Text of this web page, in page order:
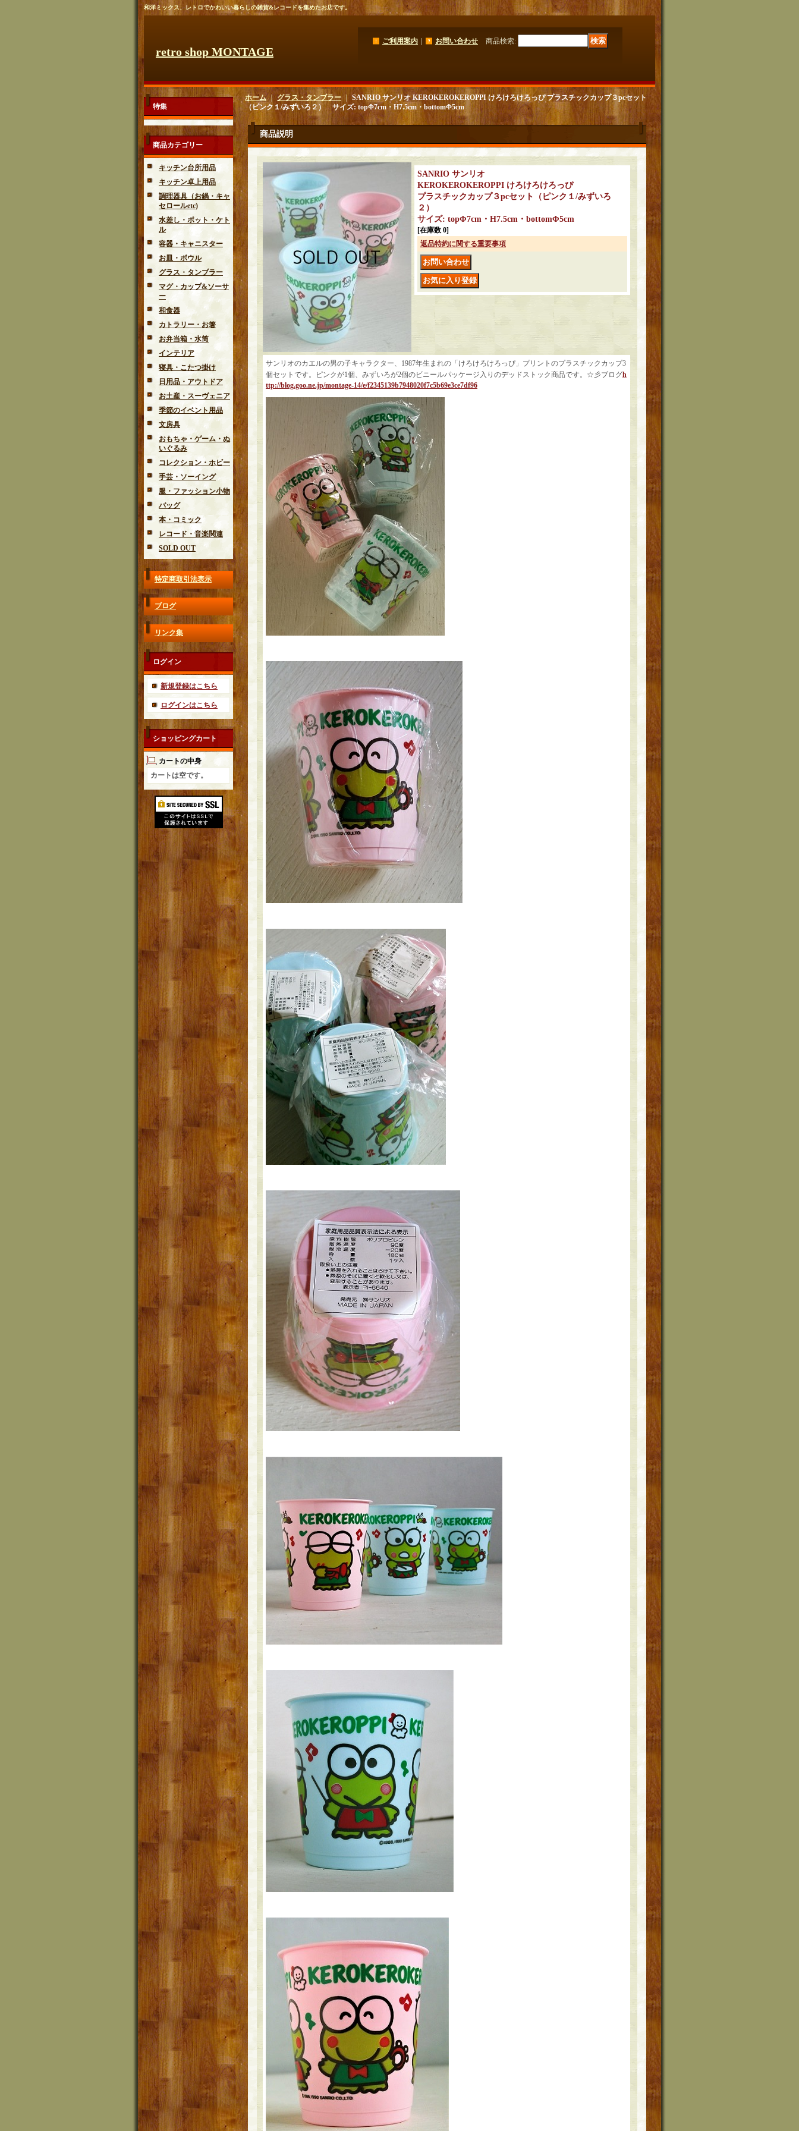
和洋ミックス、レトロでかわいい暮らしの雑貨&レコードを集めたお店です。
retro shop MONTAGE
ご利用案内 お問い合わせ 商品検索:
特集
商品カテゴリー
キッチン台所用品
キッチン卓上用品
調理器具（お鍋・キャ
セロールetc)
水差し・ポット・ケト
ル
容器・キャニスター
お皿・ボウル
グラス・タンブラー
マグ・カップ&ソーサ
ー
和食器
カトラリー・お箸
お弁当箱・水筒
インテリア
寝具・こたつ掛け
日用品・アウトドア
お土産・スーヴェニア
季節のイベント用品
文房具
おもちゃ・ゲーム・ぬ
いぐるみ
コレクション・ホビー
手芸・ソーイング
服・ファッション小物
バッグ
本・コミック
レコード・音楽関連
SOLD OUT
特定商取引法表示
ブログ
リンク集
ログイン
新規登録はこちら
ログインはこちら
ショッピングカート
カートの中身
カートは空です。
ホーム｜ グラス・タンブラー ｜SANRIO サンリオ KEROKEROKEROPPI けろけろけろっぴ プラスチックカップ３pcセット
（ピンク１/みずいろ２） サイズ: topΦ7cm・H7.5cm・bottomΦ5cm
商品説明
SANRIO サンリオ
KEROKEROKEROPPI けろけろけろっぴ
プラスチックカップ３pcセット（ピンク１/みずいろ
２）
サイズ: topΦ7cm・H7.5cm・bottomΦ5cm
[在庫数 0]
返品特約に関する重要事項
サンリオのカエルの男の子キャラクター、1987年生まれの「けろけろけろっぴ」プリントのプラスチックカップ3
個セットです。ピンクが1個、みずいろが2個のビニールパッケージ入りのデッドストック商品です。☆彡ブログh
ttp://blog.goo.ne.jp/montage-14/e/f2345139b7948020f7c5b69e3ce7df96